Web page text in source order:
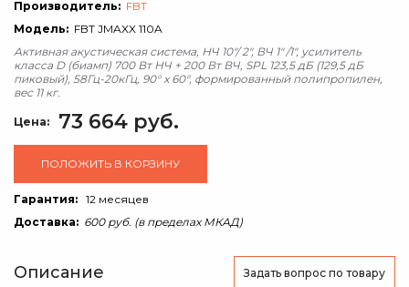
Производитель: FBT
Модель: FBT JMAXX 110A
Активная акустическая система, НЧ 10"/ 2", ВЧ 1" /1", усилитель
класса D (биамп) 700 Вт НЧ + 200 Вт ВЧ, SPL 123,5 дБ (129,5 дБ
пиковый), 58Гц-20кГц, 90° x 60°, формированный полипропилен,
вес 11 кг.
Цена: 73 664 руб.
ПОЛОЖИТЬ В КОРЗИНУ
Гарантия: 12 месяцев
Доставка: 600 руб. (в пределах МКАД)
Описание Задать вопрос по товару